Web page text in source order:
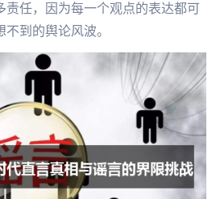
责任，因为每一个观点的表达都可
到的舆论风波。